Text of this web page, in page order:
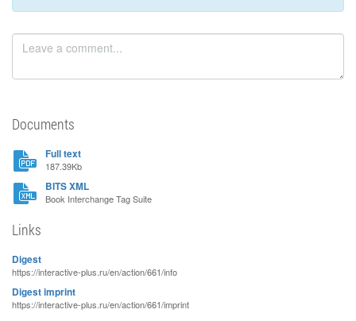
Documents
Full text
187.39Kb
BITS XML
Book Interchange Tag Suite
Links
Digest
https://interactive-plus.ru/en/action/661/info
Digest imprint
https://interactive-plus.ru/en/action/661/imprint